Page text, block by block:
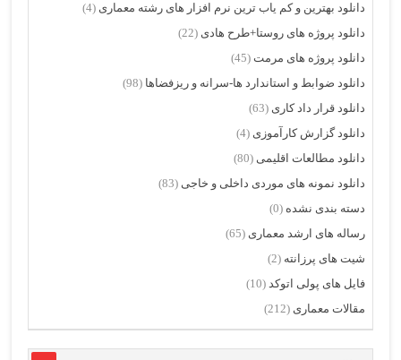
دانلود بهترین و کم یاب ترین نرم افزار های رشته معماری (4)
دانلود پروژه های روستا+طرح هادی (22)
دانلود پروژه های مرمت (45)
دانلود ضوابط و استاندارد ها-سرانه و ریزفضاها (98)
دانلود قرار داد کاری (63)
دانلود گزارش کارآموزی (4)
دانلود مطالعات اقلیمی (80)
دانلود نمونه های موردی داخلی و خاجی (83)
دسته بندی نشده (0)
رساله های ارشد معماری (65)
شیت های پرزانته (2)
فایل های پولی اتوکد (10)
مقالات معماری (212)